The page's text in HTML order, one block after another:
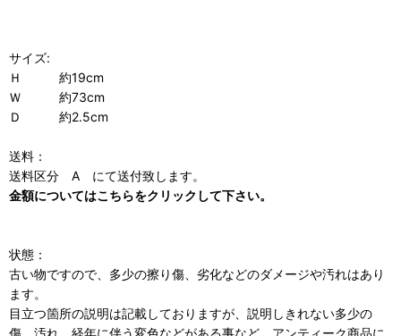
サイズ:
Ｈ 約19cm
Ｗ 約73cm
Ｄ 約2.5cm
送料：
送料区分 A にて送付致します。
金額についてはこちらをクリックして下さい。
状態：
古い物ですので、多少の擦り傷、劣化などのダメージや汚れはあり
ます。
目立つ箇所の説明は記載しておりますが、説明しきれない多少の